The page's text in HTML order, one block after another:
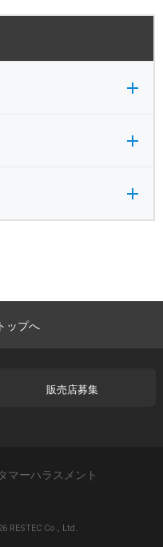
ップへ
販売店募集
マーハラスメント
RESTEC Co., Ltd.